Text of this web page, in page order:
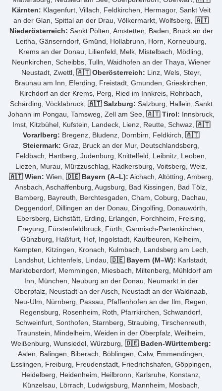
Kärnten: Klagenfurt, Villach, Feldkirchen, Hermagor, Sankt Veit
an der Glan, Spittal an der Drau, Völkermarkt, Wolfsberg, 🇦🇹
Niederösterreich: Sankt Pölten, Amstetten, Baden, Bruck an der
Leitha, Gänserndorf, Gmünd, Hollabrunn, Horn, Korneuburg,
Krems an der Donau, Lilienfeld, Melk, Mistelbach, Mödling,
Neunkirchen, Scheibbs, Tulln, Waidhofen an der Thaya, Wiener
Neustadt, Zwettl, 🇦🇹 Oberösterreich: Linz, Wels, Steyr,
Braunau am Inn, Eferding, Freistadt, Gmunden, Grieskirchen,
Kirchdorf an der Krems, Perg, Ried im Innkreis, Rohrbach,
Schärding, Vöcklabruck, 🇦🇹 Salzburg: Salzburg, Hallein, Sankt
Johann im Pongau, Tamsweg, Zell am See, 🇦🇹 Tirol: Innsbruck,
Imst, Kitzbühel, Kufstein, Landeck, Lienz, Reutte, Schwaz, 🇦🇹
Vorarlberg: Bregenz, Bludenz, Dornbirn, Feldkirch, 🇦🇹
Steiermark: Graz, Bruck an der Mur, Deutschlandsberg,
Feldbach, Hartberg, Judenburg, Knittelfeld, Leibnitz, Leoben,
Liezen, Murau, Mürzzuschlag, Radkersburg, Voitsberg, Weiz,
🇦🇹 Wien: Wien, 🇩🇪 Bayern (A–L): Aichach, Altötting, Amberg,
Ansbach, Aschaffenburg, Augsburg, Bad Kissingen, Bad Tölz,
Bamberg, Bayreuth, Berchtesgaden, Cham, Coburg, Dachau,
Deggendorf, Dillingen an der Donau, Dingolfing, Donauwörth,
Ebersberg, Eichstätt, Erding, Erlangen, Forchheim, Freising,
Freyung, Fürstenfeldbruck, Fürth, Garmisch-Partenkirchen,
Günzburg, Haßfurt, Hof, Ingolstadt, Kaufbeuren, Kelheim,
Kempten, Kitzingen, Kronach, Kulmbach, Landsberg am Lech,
Landshut, Lichtenfels, Lindau, 🇩🇪 Bayern (M–W): Karlstadt,
Marktoberdorf, Memmingen, Miesbach, Miltenberg, Mühldorf am
Inn, München, Neuburg an der Donau, Neumarkt in der
Oberpfalz, Neustadt an der Aisch, Neustadt an der Waldnaab,
Neu-Ulm, Nürnberg, Passau, Pfaffenhofen an der Ilm, Regen,
Regensburg, Rosenheim, Roth, Pfarrkirchen, Schwandorf,
Schweinfurt, Sonthofen, Starnberg, Straubing, Tirschenreuth,
Traunstein, Mindelheim, Weiden in der Oberpfalz, Weilheim,
Weißenburg, Wunsiedel, Würzburg, 🇩🇪 Baden-Württemberg:
Aalen, Balingen, Biberach, Böblingen, Calw, Emmendingen,
Esslingen, Freiburg, Freudenstadt, Friedrichshafen, Göppingen,
Heidelberg, Heidenheim, Heilbronn, Karlsruhe, Konstanz,
Künzelsau, Lörrach, Ludwigsburg, Mannheim, Mosbach,